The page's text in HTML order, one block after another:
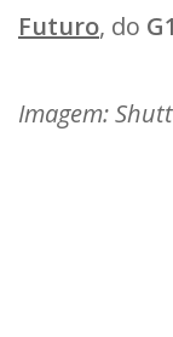
Futuro, do
Imagem: